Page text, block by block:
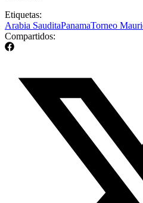
Etiquetas:
Arabia SauditaPanamaTorneo
Compartidos: